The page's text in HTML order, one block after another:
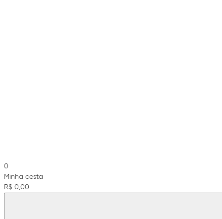
0
Minha cesta
R$ 0,00